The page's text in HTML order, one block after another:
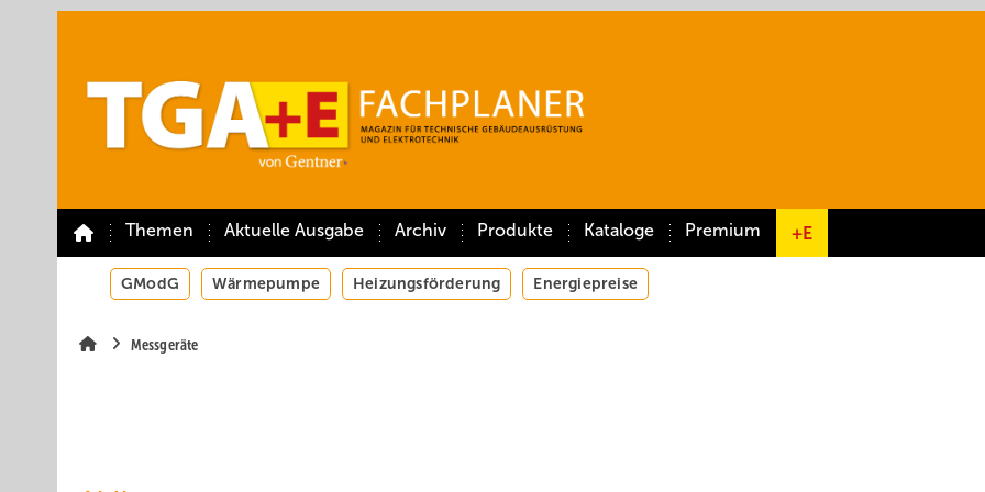
Themen Aktuelle Ausgabe Archiv Produkte Kataloge Premium +E
GModG Wärmepumpe Heizungsförderung Energiepreise
Messgeräte